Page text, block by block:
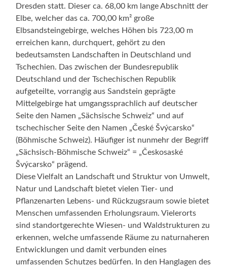
Dresden statt. Dieser ca. 68,00 km lange Abschnitt der
Elbe, welcher das ca. 700,00 km² große
Elbsandsteingebirge, welches Höhen bis 723,00 m
erreichen kann, durchquert, gehört zu den
bedeutsamsten Landschaften in Deutschland und
Tschechien. Das zwischen der Bundesrepublik
Deutschland und der Tschechischen Republik
aufgeteilte, vorrangig aus Sandstein geprägte
Mittelgebirge hat umgangssprachlich auf deutscher
Seite den Namen „Sächsische Schweiz“ und auf
tschechischer Seite den Namen „České Švýcarsko“
(Böhmische Schweiz). Häufiger ist nunmehr der Begriff
„Sächsisch-Böhmische Schweiz“ = „Českosaské
Švýcarsko“ prägend.
Diese Vielfalt an Landschaft und Struktur von Umwelt,
Natur und Landschaft bietet vielen Tier- und
Pflanzenarten Lebens- und Rückzugsraum sowie bietet
Menschen umfassenden Erholungsraum. Vielerorts
sind standortgerechte Wiesen- und Waldstrukturen zu
erkennen, welche umfassende Räume zu naturnaheren
Entwicklungen und damit verbunden eines
umfassenden Schutzes bedürfen. In den Hanglagen des